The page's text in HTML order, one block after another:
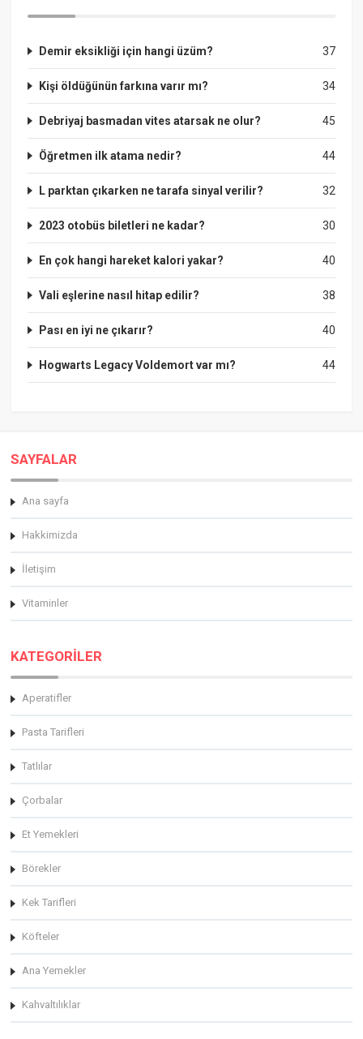
37
Demir eksikliği için hangi üzüm?
34
Kişi öldüğünün farkına varır mı?
45
Debriyaj basmadan vites atarsak ne olur?
44
Öğretmen ilk atama nedir?
32
L parktan çıkarken ne tarafa sinyal verilir?
30
2023 otobüs biletleri ne kadar?
40
En çok hangi hareket kalori yakar?
38
Vali eşlerine nasıl hitap edilir?
40
Pası en iyi ne çıkarır?
44
Hogwarts Legacy Voldemort var mı?
SAYFALAR
Ana sayfa
Hakkimizda
İletişim
Vitaminler
KATEGORİLER
Aperatifler
Pasta Tarifleri
Tatlılar
Çorbalar
Et Yemekleri
Börekler
Kek Tarifleri
Köfteler
Ana Yemekler
Kahvaltılıklar